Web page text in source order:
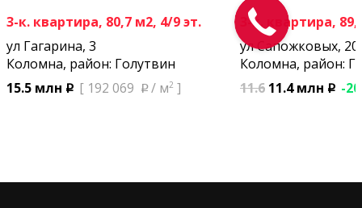
3-к. квартира, 80,7 м2, 4/9 эт.
ул Гагарина, 3
Коломна, район: Голутвин
15.5 млн p [ 192 069 p / м2 ]
3-к. квартира,
ул Сапожковых, 20
Коломна, район:
11.6 11.4 млн p -